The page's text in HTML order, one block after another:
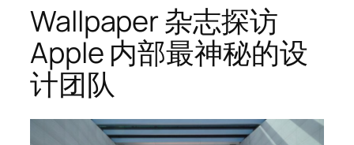
Wallpaper 杂志探访
Apple 内部最神秘的设
计团队